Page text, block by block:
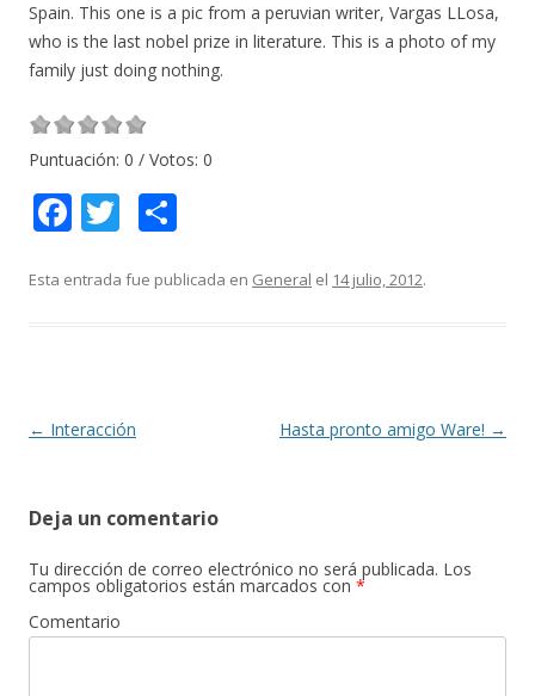
Spain. This one is a pic from a peruvian writer, Vargas LLosa,
who is the last nobel prize in literature. This is a photo of my
family just doing nothing.
Puntuación: 0 / Votos: 0
F
e
k
T
itt m
Esta entrada fue publicada en General el 14 julio, 2012.
Navegación
← Interacción Hasta pronto amigo Ware! →
Deja un comentario
Tu dirección de correo electrónico no será publicada. Los
campos obligatorios están marcados con *
Comentario